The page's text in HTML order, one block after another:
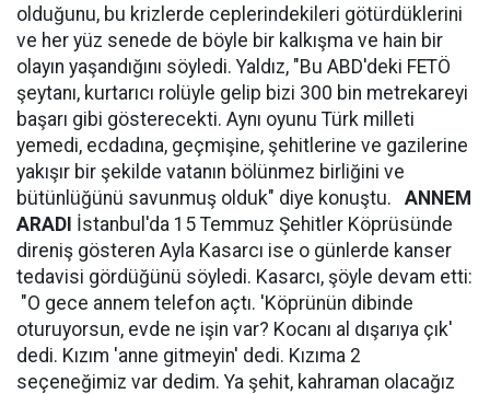
olduğunu, bu krizlerde ceplerindekileri götürdüklerini
ve her yüz senede de böyle bir kalkışma ve hain bir
olayın yaşandığını söyledi. Yaldız, "Bu ABD'deki FETÖ
şeytanı, kurtarıcı rolüyle gelip bizi 300 bin metrekareyi
başarı gibi gösterecekti. Aynı oyunu Türk milleti
yemedi, ecdadına, geçmişine, şehitlerine ve gazilerine
yakışır bir şekilde vatanın bölünmez birliğini ve
bütünlüğünü savunmuş olduk" diye konuştu. ANNEM
ARADI İstanbul'da 15 Temmuz Şehitler Köprüsünde
direniş gösteren Ayla Kasarcı ise o günlerde kanser
tedavisi gördüğünü söyledi. Kasarcı, şöyle devam etti:
"O gece annem telefon açtı. 'Köprünün dibinde
oturuyorsun, evde ne işin var? Kocanı al dışarıya çık'
dedi. Kızım 'anne gitmeyin' dedi. Kızıma 2
seçeneğimiz var dedim. Ya şehit, kahraman olacağız